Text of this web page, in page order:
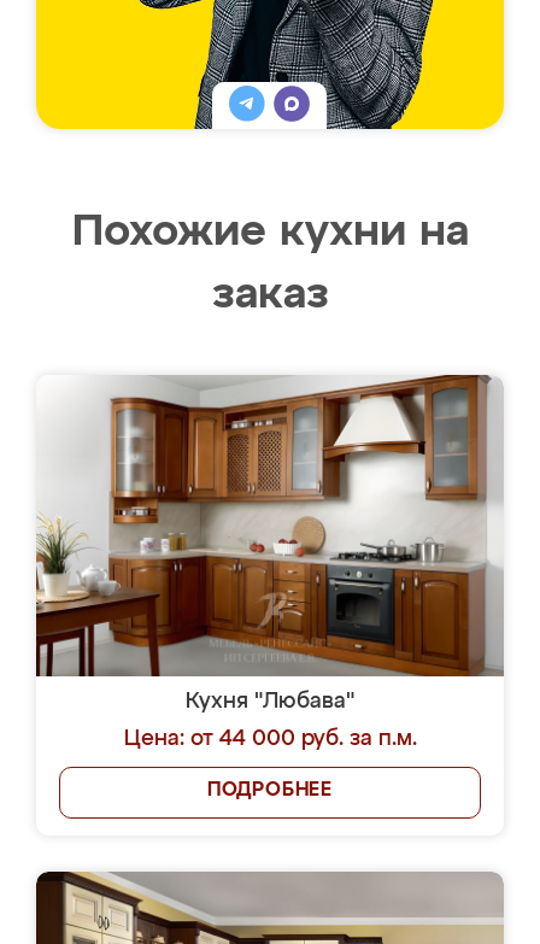
Похожие кухни на
заказ
Кухня "Любава"
Цена: от 44 000 руб. за п.м.
ПОДРОБНЕЕ